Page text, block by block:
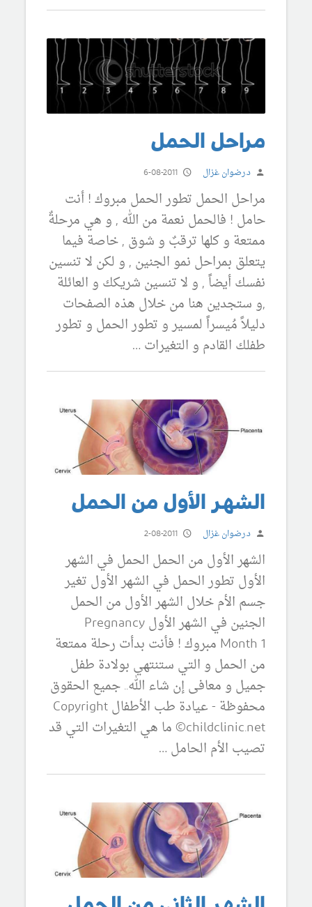
مراحل الحمل
د.رضوان غزال 6-08-2011
مراحل الحمل تطور الحمل مبروك ! أنت
حامل ! فالحمل نعمة من الله , و هي مرحلةٌ
ممتعة و كلها ترقبٌ و شوق , خاصة فيما
يتعلق بمراحل نمو الجنين , و لكن لا تنسين
نفسك أيضاً , و لا تنسين شريكك و العائلة
,و ستجدين هنا من خلال هذه الصفحات
دليلاً مُيسراً لمسير و تطور الحمل و تطور
طفلك القادم و التغيرات …
الشهر الأول من الحمل
د.رضوان غزال 2-08-2011
الشهر الأول من الحمل الحمل في الشهر
الأول تطور الحمل في الشهر الأول تغير
جسم الأم خلال الشهر الأول من الحمل
الجنين في الشهر الأول Pregnancy
Month 1 مبروك ! فأنت بدأت رحلة ممتعة
من الحمل و التي ستنتهي بولادة طفل
جميل و معافى إن شاء الله.. جميع الحقوق
محفوظة - عيادة طب الأطفال Copyright
©childclinic.net ما هي التغيرات التي قد
تصيب الأم الحامل …